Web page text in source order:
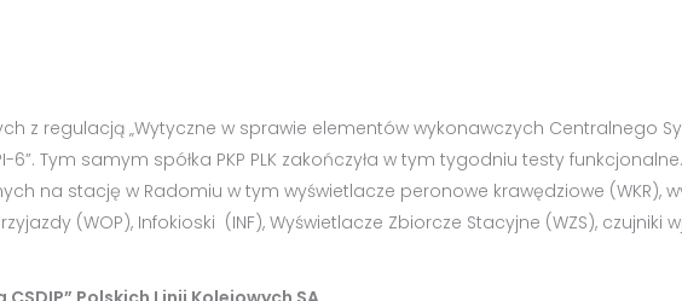
z regulacją „Wytyczne w sprawie elementów wykonawczych Centralnego
Tym samym spółka PKP PLK zakończyła w tym tygodniu testy
na stację w Radomiu w tym wyświetlacze peronowe krawędziowe (WKR),
(WOP), Infokioski (INF), Wyświetlacze Zbiorcze Stacyjne (WZS), czujniki